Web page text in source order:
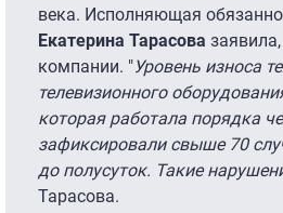
века. Исполняющая
Екатерина Тарасова
компании. "Уровень износа
телевизионного
которая работала порядка
зафиксировали свыше 70
до полусуток. Такие
Тарасова.